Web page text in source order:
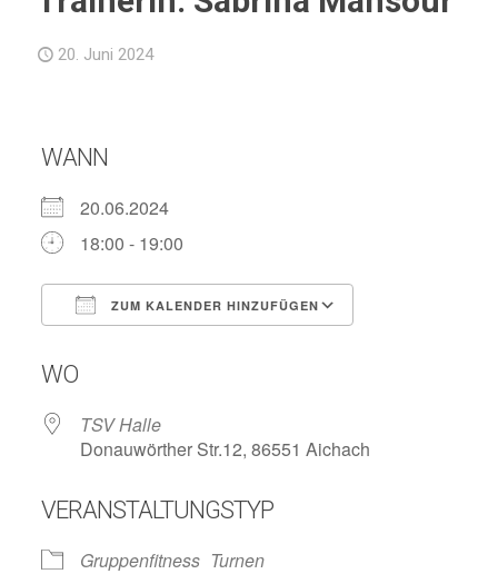
20. Juni 2024
WANN
20.06.2024
18:00 - 19:00
ZUM KALENDER HINZUFÜGEN
WO
TSV Halle
Donauwörther Str.12, 86551 Aichach
VERANSTALTUNGSTYP
Gruppenfitness Turnen